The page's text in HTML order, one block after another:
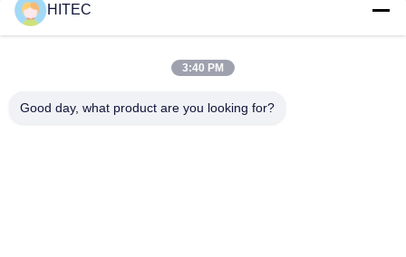
HITEC
3:40 PM
Good day, what product are you looking for?